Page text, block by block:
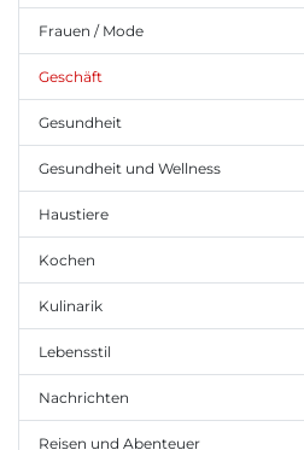
Frauen / Mode
Geschäft
Gesundheit
Gesundheit und Wellness
Haustiere
Kochen
Kulinarik
Lebensstil
Nachrichten
Reisen und Abenteuer